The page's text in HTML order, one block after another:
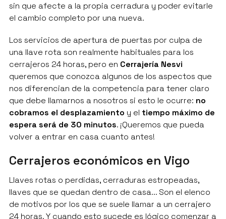
sin que afecte a la propia cerradura y poder evitarle
el cambio completo por una nueva.
Los servicios de apertura de puertas por culpa de
una llave rota son realmente habituales para los
cerrajeros 24 horas, pero en Cerrajería Nesvi
queremos que conozca algunos de los aspectos que
nos diferencian de la competencia para tener claro
que debe llamarnos a nosotros si esto le ocurre: no
cobramos el desplazamiento y el tiempo máximo de
espera será de 30 minutos. ¡Queremos que pueda
volver a entrar en casa cuanto antes!
Cerrajeros económicos en Vigo
Llaves rotas o perdidas, cerraduras estropeadas,
llaves que se quedan dentro de casa... Son el elenco
de motivos por los que se suele llamar a un cerrajero
24 horas. Y cuando esto sucede es lógico comenzar a